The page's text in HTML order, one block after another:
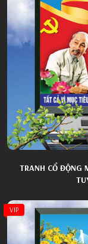
TRANH CỔ ĐỘNG
VIP